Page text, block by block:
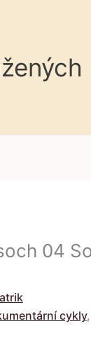
04
cykly,